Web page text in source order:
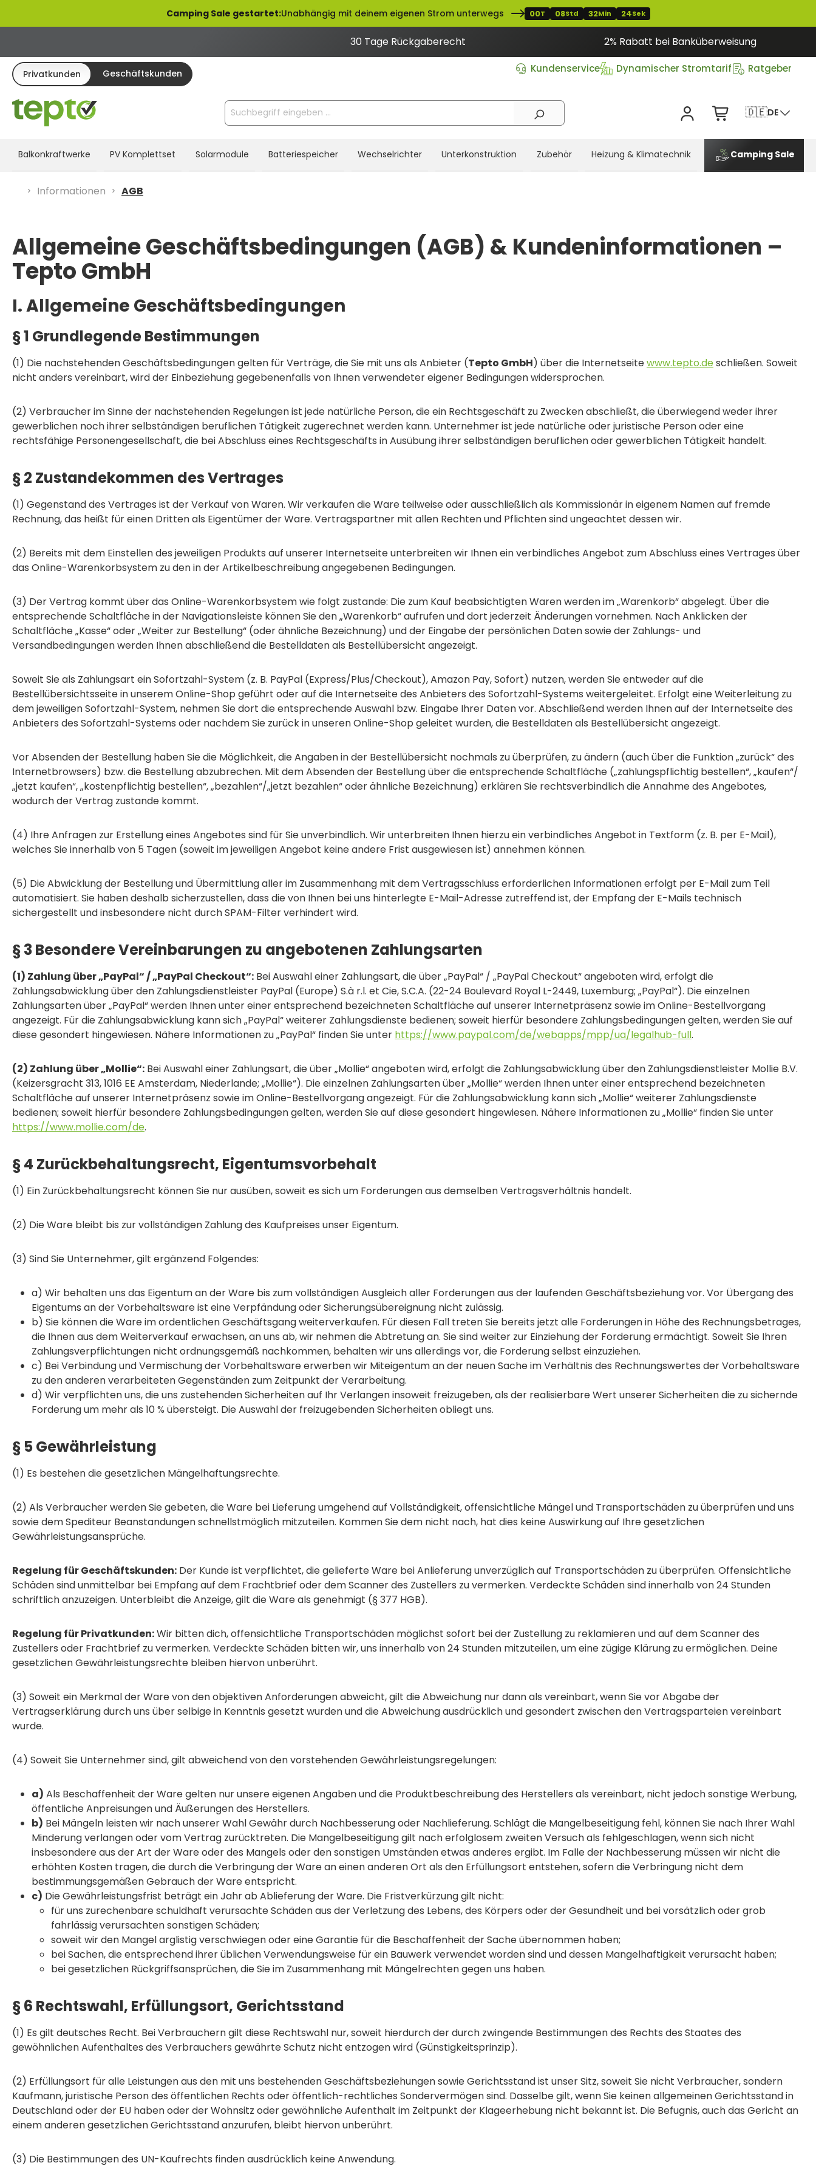
Zur Hauptnavigation springenCamping Sale gestartet:Unabhängig mit deinem eigenen Strom unterwegs 00T 08Std 32Min 23Sek
30 Tage Rückgaberecht 2% Rabatt bei Banküberweisung
Privatkunden Geschäftskunden Kundenservice Dynamischer Stromtarif Ratgeber
🇩🇪DE
Balkonkraftwerke PV Komplettset Solarmodule Batteriespeicher Wechselrichter Unterkonstruktion Zubehör Heizung & Klimatechnik Camping Sale
Informationen AGB
Allgemeine Geschäftsbedingungen (AGB) & Kundeninformationen –
Tepto GmbH
I. Allgemeine Geschäftsbedingungen
§ 1 Grundlegende Bestimmungen
(1) Die nachstehenden Geschäftsbedingungen gelten für Verträge, die Sie mit uns als Anbieter (Tepto GmbH) über die Internetseitewww.tepto.deschließen. Soweit
nicht anders vereinbart, wird der Einbeziehung gegebenenfalls von Ihnen verwendeter eigener Bedingungen widersprochen.
(2) Verbraucher im Sinne der nachstehenden Regelungen ist jede natürliche Person, die ein Rechtsgeschäft zu Zwecken abschließt, die überwiegend weder ihrer
gewerblichen noch ihrer selbständigen beruflichen Tätigkeit zugerechnet werden kann. Unternehmer ist jede natürliche oder juristische Person oder eine
rechtsfähige Personengesellschaft, die bei Abschluss eines Rechtsgeschäfts in Ausübung ihrer selbständigen beruflichen oder gewerblichen Tätigkeit handelt.
§ 2 Zustandekommen des Vertrages
(1) Gegenstand des Vertrages ist der Verkauf von Waren. Wir verkaufen die Ware teilweise oder ausschließlich als Kommissionär in eigenem Namen auf fremde
Rechnung, das heißt für einen Dritten als Eigentümer der Ware. Vertragspartner mit allen Rechten und Pflichten sind ungeachtet dessen wir.
(2) Bereits mit dem Einstellen des jeweiligen Produkts auf unserer Internetseite unterbreiten wir Ihnen ein verbindliches Angebot zum Abschluss eines Vertrages über
das Online-Warenkorbsystem zu den in der Artikelbeschreibung angegebenen Bedingungen.
(3) Der Vertrag kommt über das Online-Warenkorbsystem wie folgt zustande: Die zum Kauf beabsichtigten Waren werden im „Warenkorb“ abgelegt. Über die
entsprechende Schaltfläche in der Navigationsleiste können Sie den „Warenkorb“ aufrufen und dort jederzeit Änderungen vornehmen. Nach Anklicken der
Schaltfläche „Kasse“ oder „Weiter zur Bestellung“ (oder ähnliche Bezeichnung) und der Eingabe der persönlichen Daten sowie der Zahlungs- und
Versandbedingungen werden Ihnen abschließend die Bestelldaten als Bestellübersicht angezeigt.
Soweit Sie als Zahlungsart ein Sofortzahl-System (z. B. PayPal (Express/Plus/Checkout), Amazon Pay, Sofort) nutzen, werden Sie entweder auf die
Bestellübersichtsseite in unserem Online-Shop geführt oder auf die Internetseite des Anbieters des Sofortzahl-Systems weitergeleitet. Erfolgt eine Weiterleitung zu
dem jeweiligen Sofortzahl-System, nehmen Sie dort die entsprechende Auswahl bzw. Eingabe Ihrer Daten vor. Abschließend werden Ihnen auf der Internetseite des
Anbieters des Sofortzahl-Systems oder nachdem Sie zurück in unseren Online-Shop geleitet wurden, die Bestelldaten als Bestellübersicht angezeigt.
Vor Absenden der Bestellung haben Sie die Möglichkeit, die Angaben in der Bestellübersicht nochmals zu überprüfen, zu ändern (auch über die Funktion „zurück“ des
Internetbrowsers) bzw. die Bestellung abzubrechen. Mit dem Absenden der Bestellung über die entsprechende Schaltfläche („zahlungspflichtig bestellen“, „kaufen“/
„jetzt kaufen“, „kostenpflichtig bestellen“, „bezahlen“/„jetzt bezahlen“ oder ähnliche Bezeichnung) erklären Sie rechtsverbindlich die Annahme des Angebotes,
wodurch der Vertrag zustande kommt.
(4) Ihre Anfragen zur Erstellung eines Angebotes sind für Sie unverbindlich. Wir unterbreiten Ihnen hierzu ein verbindliches Angebot in Textform (z. B. per E-Mail),
welches Sie innerhalb von 5 Tagen (soweit im jeweiligen Angebot keine andere Frist ausgewiesen ist) annehmen können.
(5) Die Abwicklung der Bestellung und Übermittlung aller im Zusammenhang mit dem Vertragsschluss erforderlichen Informationen erfolgt per E-Mail zum Teil
automatisiert. Sie haben deshalb sicherzustellen, dass die von Ihnen bei uns hinterlegte E-Mail-Adresse zutreffend ist, der Empfang der E-Mails technisch
sichergestellt und insbesondere nicht durch SPAM-Filter verhindert wird.
§ 3 Besondere Vereinbarungen zu angebotenen Zahlungsarten
(1) Zahlung über „PayPal“ / „PayPal Checkout“: Bei Auswahl einer Zahlungsart, die über „PayPal“ / „PayPal Checkout“ angeboten wird, erfolgt die
Zahlungsabwicklung über den Zahlungsdienstleister PayPal (Europe) S.à r.l. et Cie, S.C.A. (22-24 Boulevard Royal L-2449, Luxemburg; „PayPal“). Die einzelnen
Zahlungsarten über „PayPal“ werden Ihnen unter einer entsprechend bezeichneten Schaltfläche auf unserer Internetpräsenz sowie im Online-Bestellvorgang
angezeigt. Für die Zahlungsabwicklung kann sich „PayPal“ weiterer Zahlungsdienste bedienen; soweit hierfür besondere Zahlungsbedingungen gelten, werden Sie auf
diese gesondert hingewiesen. Nähere Informationen zu „PayPal“ finden Sie unter https://www.paypal.com/de/webapps/mpp/ua/legalhub-full.
(2) Zahlung über „Mollie“: Bei Auswahl einer Zahlungsart, die über „Mollie“ angeboten wird, erfolgt die Zahlungsabwicklung über den Zahlungsdienstleister Mollie B.V.
(Keizersgracht 313, 1016 EE Amsterdam, Niederlande; „Mollie“). Die einzelnen Zahlungsarten über „Mollie“ werden Ihnen unter einer entsprechend bezeichneten
Schaltfläche auf unserer Internetpräsenz sowie im Online-Bestellvorgang angezeigt. Für die Zahlungsabwicklung kann sich „Mollie“ weiterer Zahlungsdienste
bedienen; soweit hierfür besondere Zahlungsbedingungen gelten, werden Sie auf diese gesondert hingewiesen. Nähere Informationen zu „Mollie“ finden Sie unter
https://www.mollie.com/de.
§ 4 Zurückbehaltungsrecht, Eigentumsvorbehalt
(1) Ein Zurückbehaltungsrecht können Sie nur ausüben, soweit es sich um Forderungen aus demselben Vertragsverhältnis handelt.
(2) Die Ware bleibt bis zur vollständigen Zahlung des Kaufpreises unser Eigentum.
(3) Sind Sie Unternehmer, gilt ergänzend Folgendes:
a) Wir behalten uns das Eigentum an der Ware bis zum vollständigen Ausgleich aller Forderungen aus der laufenden Geschäftsbeziehung vor. Vor Übergang des
Eigentums an der Vorbehaltsware ist eine Verpfändung oder Sicherungsübereignung nicht zulässig.
b) Sie können die Ware im ordentlichen Geschäftsgang weiterverkaufen. Für diesen Fall treten Sie bereits jetzt alle Forderungen in Höhe des Rechnungsbetrages,
die Ihnen aus dem Weiterverkauf erwachsen, an uns ab, wir nehmen die Abtretung an. Sie sind weiter zur Einziehung der Forderung ermächtigt. Soweit Sie Ihren
Zahlungsverpflichtungen nicht ordnungsgemäß nachkommen, behalten wir uns allerdings vor, die Forderung selbst einzuziehen.
c) Bei Verbindung und Vermischung der Vorbehaltsware erwerben wir Miteigentum an der neuen Sache im Verhältnis des Rechnungswertes der Vorbehaltsware
zu den anderen verarbeiteten Gegenständen zum Zeitpunkt der Verarbeitung.
d) Wir verpflichten uns, die uns zustehenden Sicherheiten auf Ihr Verlangen insoweit freizugeben, als der realisierbare Wert unserer Sicherheiten die zu sichernde
Forderung um mehr als 10 % übersteigt. Die Auswahl der freizugebenden Sicherheiten obliegt uns.
§ 5 Gewährleistung
(1) Es bestehen die gesetzlichen Mängelhaftungsrechte.
(2) Als Verbraucher werden Sie gebeten, die Ware bei Lieferung umgehend auf Vollständigkeit, offensichtliche Mängel und Transportschäden zu überprüfen und uns
sowie dem Spediteur Beanstandungen schnellstmöglich mitzuteilen. Kommen Sie dem nicht nach, hat dies keine Auswirkung auf Ihre gesetzlichen
Gewährleistungsansprüche.
Regelung für Geschäftskunden: Der Kunde ist verpflichtet, die gelieferte Ware bei Anlieferung unverzüglich auf Transportschäden zu überprüfen. Offensichtliche
Schäden sind unmittelbar bei Empfang auf dem Frachtbrief oder dem Scanner des Zustellers zu vermerken. Verdeckte Schäden sind innerhalb von 24 Stunden
schriftlich anzuzeigen. Unterbleibt die Anzeige, gilt die Ware als genehmigt (§ 377 HGB).
Regelung für Privatkunden:Wir bitten dich, offensichtliche Transportschäden möglichst sofort bei der Zustellung zu reklamieren und auf dem Scanner des
Zustellers oder Frachtbrief zu vermerken. Verdeckte Schäden bitten wir, uns innerhalb von 24 Stunden mitzuteilen, um eine zügige Klärung zu ermöglichen. Deine
gesetzlichen Gewährleistungsrechte bleiben hiervon unberührt.
(3) Soweit ein Merkmal der Ware von den objektiven Anforderungen abweicht, gilt die Abweichung nur dann als vereinbart, wenn Sie vor Abgabe der
Vertragserklärung durch uns über selbige in Kenntnis gesetzt wurden und die Abweichung ausdrücklich und gesondert zwischen den Vertragsparteien vereinbart
wurde.
(4) Soweit Sie Unternehmer sind, gilt abweichend von den vorstehenden Gewährleistungsregelungen:
a) Als Beschaffenheit der Ware gelten nur unsere eigenen Angaben und die Produktbeschreibung des Herstellers als vereinbart, nicht jedoch sonstige Werbung,
öffentliche Anpreisungen und Äußerungen des Herstellers.
b) Bei Mängeln leisten wir nach unserer Wahl Gewähr durch Nachbesserung oder Nachlieferung. Schlägt die Mangelbeseitigung fehl, können Sie nach Ihrer Wahl
Minderung verlangen oder vom Vertrag zurücktreten. Die Mangelbeseitigung gilt nach erfolglosem zweiten Versuch als fehlgeschlagen, wenn sich nicht
insbesondere aus der Art der Ware oder des Mangels oder den sonstigen Umständen etwas anderes ergibt. Im Falle der Nachbesserung müssen wir nicht die
erhöhten Kosten tragen, die durch die Verbringung der Ware an einen anderen Ort als den Erfüllungsort entstehen, sofern die Verbringung nicht dem
bestimmungsgemäßen Gebrauch der Ware entspricht.
c) Die Gewährleistungsfrist beträgt ein Jahr ab Ablieferung der Ware. Die Fristverkürzung gilt nicht:
für uns zurechenbare schuldhaft verursachte Schäden aus der Verletzung des Lebens, des Körpers oder der Gesundheit und bei vorsätzlich oder grob
fahrlässig verursachten sonstigen Schäden;
soweit wir den Mangel arglistig verschwiegen oder eine Garantie für die Beschaffenheit der Sache übernommen haben;
bei Sachen, die entsprechend ihrer üblichen Verwendungsweise für ein Bauwerk verwendet worden sind und dessen Mangelhaftigkeit verursacht haben;
bei gesetzlichen Rückgriffsansprüchen, die Sie im Zusammenhang mit Mängelrechten gegen uns haben.
§ 6 Rechtswahl, Erfüllungsort, Gerichtsstand
(1) Es gilt deutsches Recht. Bei Verbrauchern gilt diese Rechtswahl nur, soweit hierdurch der durch zwingende Bestimmungen des Rechts des Staates des
gewöhnlichen Aufenthaltes des Verbrauchers gewährte Schutz nicht entzogen wird (Günstigkeitsprinzip).
(2) Erfüllungsort für alle Leistungen aus den mit uns bestehenden Geschäftsbeziehungen sowie Gerichtsstand ist unser Sitz, soweit Sie nicht Verbraucher, sondern
Kaufmann, juristische Person des öffentlichen Rechts oder öffentlich-rechtliches Sondervermögen sind. Dasselbe gilt, wenn Sie keinen allgemeinen Gerichtsstand in
Deutschland oder der EU haben oder der Wohnsitz oder gewöhnliche Aufenthalt im Zeitpunkt der Klageerhebung nicht bekannt ist. Die Befugnis, auch das Gericht an
einem anderen gesetzlichen Gerichtsstand anzurufen, bleibt hiervon unberührt.
(3) Die Bestimmungen des UN-Kaufrechts finden ausdrücklich keine Anwendung.